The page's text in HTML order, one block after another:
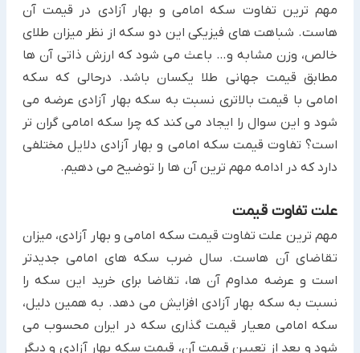
مهم ترین تفاوت سکه امامی و بهار آزادی در قیمت آن
هاست. شباهت های فیزیکی این دو سکه از نظر میزان طلای
خالص، وزن مشابه و… باعث می شود که ارزش ذاتی آن ها
مطابق قیمت جهانی طلا یکسان باشد. درحالی که سکه
امامی با قیمت بالاتری نسبت به سکه بهار آزادی عرضه می
شود و این سوال را ایجاد می کند که چرا سکه امامی گران تر
است؟ تفاوت قیمت سکه امامی و بهار آزادی دلایل مختلفی
دارد که در ادامه مهم ترین آن ها را توضیح می دهیم.
علت تفاوت قیمت
مهم ترین علت تفاوت قیمت سکه امامی و بهار آزادی، میزان
تقاضای آن هاست. سال ضرب سکه های امامی جدیدتر
است و عرضه مداوم آن ها، تقاضا برای خرید این سکه را
نسبت به سکه بهار آزادی افزایش می دهد. به همین دلیل،
سکه امامی معیار قیمت گذاری سکه در ایران محسوب می
شود و بعد از تعیین قیمت آن، قیمت سکه بهار آزادی و دیگر